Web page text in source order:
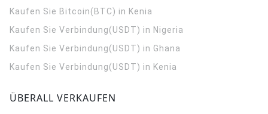
Kaufen Sie Bitcoin(BTC) in Kenia
Kaufen Sie Verbindung(USDT) in Nigeria
Kaufen Sie Verbindung(USDT) in Ghana
Kaufen Sie Verbindung(USDT) in Kenia
ÜBERALL VERKAUFEN